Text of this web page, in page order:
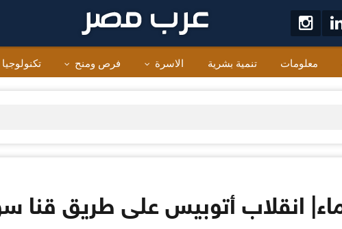
معلومات تنمية بشرية الاسرة فرص ومنح تكنولوجيا